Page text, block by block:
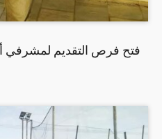
فتح فرص التقديم لمشرفي